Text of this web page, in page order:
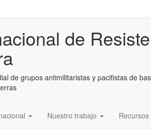
de
de grupos antimilitaristas y pacifistas de
Nuestro trabajo Recursos